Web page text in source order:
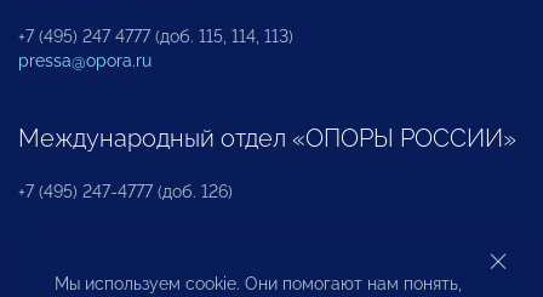
+7 (495) 247 4777 (доб. 115, 114, 113)
pressa@opora.ru
Международный отдел «ОПОРЫ РОССИИ»
+7 (495) 247-4777 (доб. 126)
Бюро по защите прав предпринимателей и
Мы используем cookie. Они помогают нам понять,